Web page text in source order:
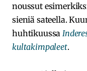
noussut
sieniä sateella.
huhtikuussa
kultakimpaleet.